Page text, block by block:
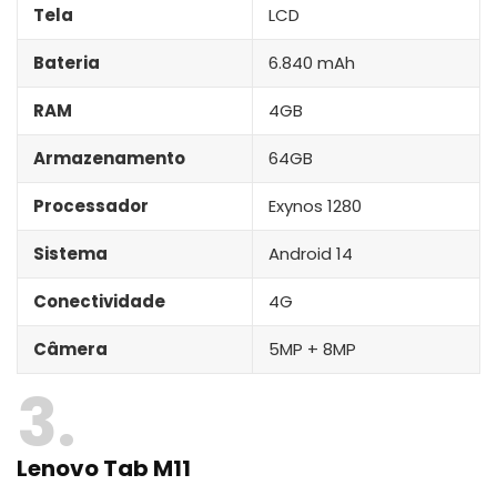
Tela LCD
Bateria 6.840 mAh
RAM 4GB
Armazenamento 64GB
Processador Exynos 1280
Sistema Android 14
Conectividade 4G
Câmera 5MP + 8MP
3
Lenovo Tab M11